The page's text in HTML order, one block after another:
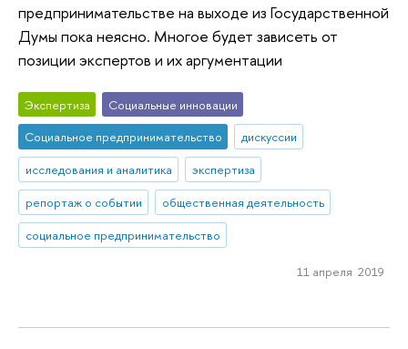
предпринимательстве на выходе из Государственной
Думы пока неясно. Многое будет зависеть от
позиции экспертов и их аргументации
Экспертиза
Социальные инновации
Социальное предпринимательство
дискуссии
исследования и аналитика
экспертиза
репортаж о событии
общественная деятельность
социальное предпринимательство
11 апреля 2019